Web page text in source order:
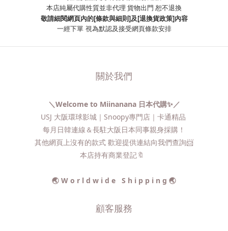
本店純屬代購性質並非代理 貨物出門 恕不退換
敬請細閱網頁內的[條款與細則]及[退換貨政策]內容
一經下單 視為默認及接受網頁條款安排
關於我們
＼Welcome to Miinanana 日本代購✨／
USJ 大阪環球影城｜Snoopy專門店｜卡通精品
每月日韓連線＆長駐大阪日本同事親身採購！
其他網頁上沒有的款式 歡迎提供連結向我們查詢📨​
本店持有商業登記🔖
🌏 W o r l d w i d e S h i p p i n g 🌏
顧客服務